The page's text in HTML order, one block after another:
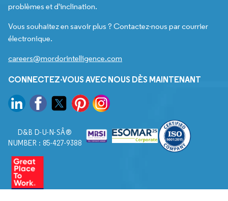
problèmes et d'inclination.
Vous souhaitez en savoir plus ? Contactez-nous par courrier
électronique.
careers@mordorintelligence.com
CONNECTEZ-VOUS AVEC NOUS DÈS MAINTENANT
D&B D-U-N-SÂ®
NUMBER : 85-427-9388